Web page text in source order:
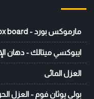
مارموكس بورد - marmox board
ايبوكسي ميتالك - دهان
العزل المائى
بولي يوثان فوم - العزل